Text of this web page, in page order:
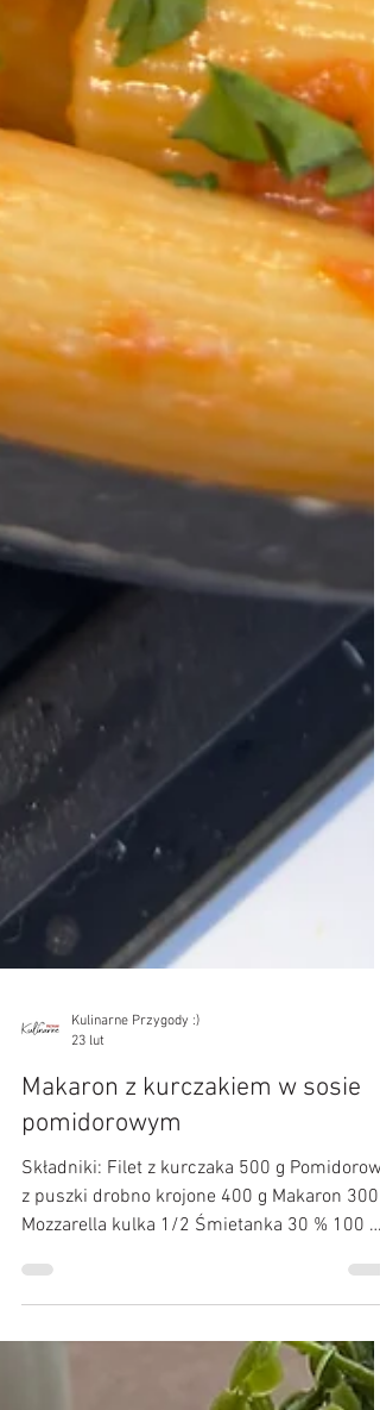
Kulinarne Przygody :)
23 lut
Makaron z kurczakiem w sosie
pomidorowym
Składniki: Filet z kurczaka 500 g Pomidorowy
Mozzarella kulka 1/2 Śmietanka 30 % 100 ml
Woda z gotowania makaronu 1/2 szklanki
Sos sojowy 2 łyżki Cebula większa Czosnek 2
ząbki Sól Pieprz Papryka słodka Oregano
łyżeczka Natka pietruszki mały pęczek